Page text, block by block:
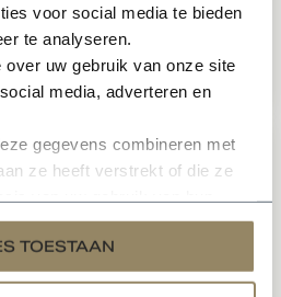
voor social media te bieden
te analyseren.
uw gebruik van onze site
media, adverteren en
gegevens combineren met
ze heeft verstrekt of die ze
TOESTAAN
dakmortel kleinverpakking